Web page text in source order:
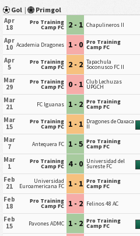
Gol | Primgol
Apr
18
Pro Training
Camp FC 2 - 1 Chapulineros II
Apr
10 Academia Dragones 1 - 0 Pro Training
Camp FC
Apr
5
Pro Training
Camp FC 2 - 2 Tapachula
Soconusco FC II
Mar
29
Pro Training
Camp FC 0 - 1 Club Lechuzas
UPGCH
Mar
21
FC Iguanas 1 - 2 Pro Training
Camp FC
Mar
15
Pro Training
Camp FC 1 - 1 Dragones de Oaxaca
II
Mar
7
Antequera FC 1 - 5 Pro Training
Camp FC
Mar
1
Pro Training
Camp FC 4 - 0 Universidad del
Sureste FC
Feb
21
Universidad
Euroamericana FC 1 - 1 Pro Training
Camp FC
Feb
18
Pro Training
Camp FC 1 - 2 Felinos 48 AC
Feb
15
Pavones ADMC 1 - 2 Pro Training
Camp FC